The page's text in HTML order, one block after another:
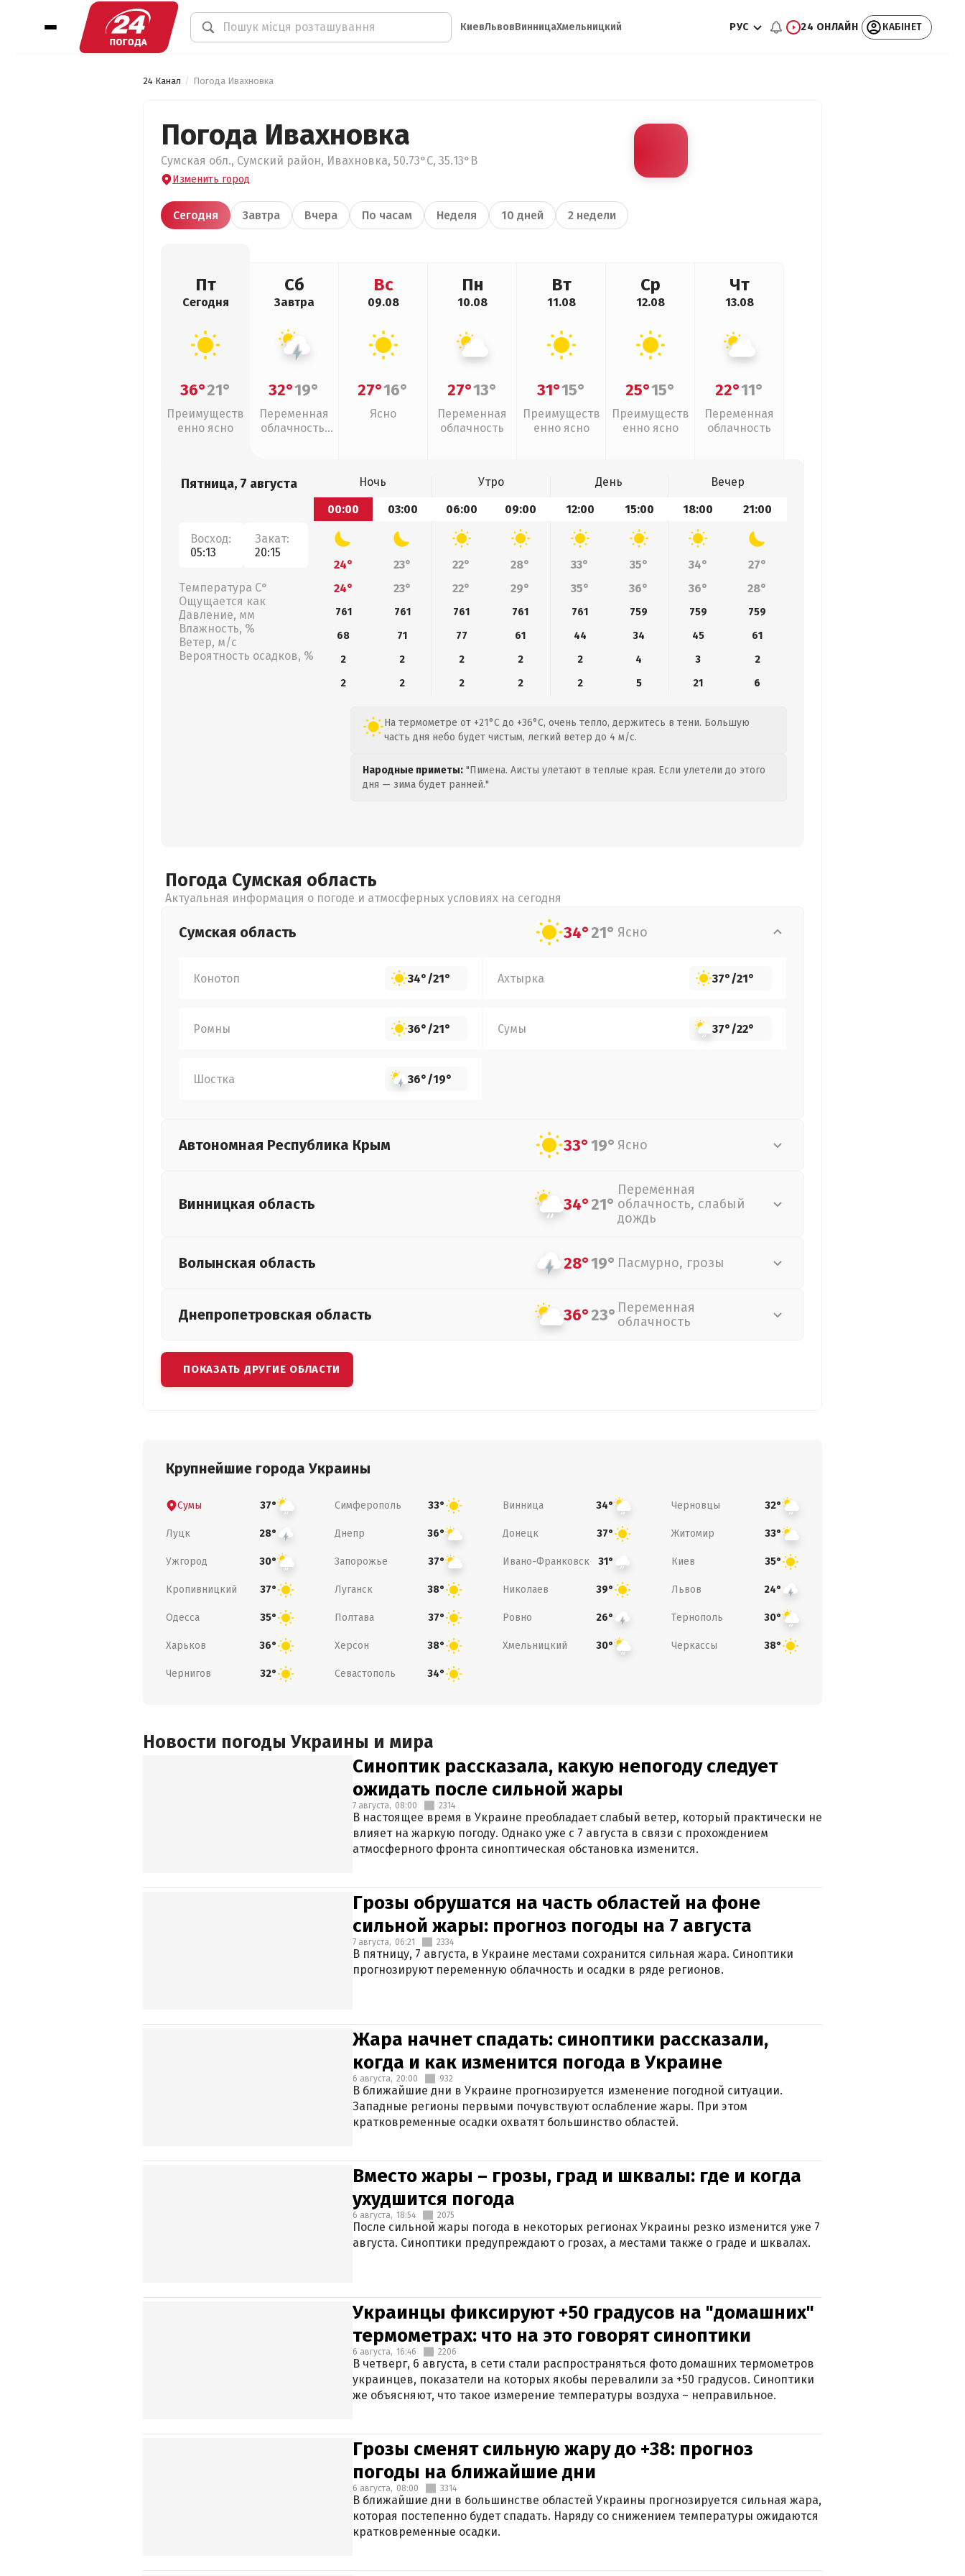
КиевЛьвовВинницаХмельницкий РУС 24 ОНЛАЙН КАБІНЕТ
24 Канал Погода Ивахновка
Погода Ивахновка
Сумская обл., Сумский район, Ивахновка, 50.73°С, 35.13°В
Изменить город
Сегодня Завтра Вчера По часам Неделя 10 дней 2 недели
Пт
Сегодня
36°21°
Преимуществ
енно ясно
Сб
Завтра
32°19°
Переменная
облачность,
Вс
09.08
27°16°
Ясно
Пн
10.08
27°13°
Переменная
облачность
Вт
11.08
31°15°
Преимуществ
енно ясно
Ср
12.08
25°15°
Преимуществ
енно ясно
Чт
13.08
22°11°
Переменная
облачность
Пятница, 7 августа
Восход:
05:13
Закат:
20:15
Температура С°
Ощущается как
Давление, мм
Влажность, %
Ветер, м/с
Вероятность осадков, %
Ночь Утро День
Вечер
00:00
03:00 06:00 09:00 12:00 15:00 18:00 21:00
24° 23° 22° 28° 33° 35° 34°
27°
24°
23° 22° 29° 35° 36° 36° 28°
761 761 761 761 761 759 759
759
68
71 77 61 44 34 45
61
2
2 2 2 2 4 3
2
2
2 2 2 2 5 21 6
На термометре от +21°C до +36°C, очень тепло, держитесь в тени. Большую
часть дня небо будет чистым, легкий ветер до 4 м/с.
Народные приметы: "Пимена. Аисты улетают в теплые края. Если улетели до этого
дня — зима будет ранней."
Погода Сумская область
Актуальная информация о погоде и атмосферных условиях на сегодня
Сумская область 34°21° Ясно
Конотоп 34°/21° Ахтырка 37°/21°
Ромны 36°/21° Сумы 37°/22°
Шостка 36°/19°
Автономная Республика Крым 33°19° Ясно
Винницкая область 34°21°
Переменная
облачность, слабый
дождь
Волынская область 28°19° Пасмурно, грозы
Днепропетровская область 36°23° Переменная
облачность
ПОКАЗАТЬ ДРУГИЕ ОБЛАСТИ
Крупнейшие города Украины
Сумы 37° Симферополь 33° Винница 34° Черновцы 32°
Луцк 28° Днепр 36° Донецк 37° Житомир 33°
Ужгород 30° Запорожье 37° Ивано-Франковск 31° Киев 35°
Кропивницкий 37° Луганск 38° Николаев 39° Львов 24°
Одесса 35° Полтава 37° Ровно 26° Тернополь 30°
Харьков 36° Херсон 38° Хмельницкий 30° Черкассы 38°
Чернигов 32° Севастополь 34°
Новости погоды Украины и мира
Синоптик рассказала, какую непогоду следует
ожидать после сильной жары
7 августа, 08:00 2314
В настоящее время в Украине преобладает слабый ветер, который практически не
влияет на жаркую погоду. Однако уже с 7 августа в связи с прохождением
атмосферного фронта синоптическая обстановка изменится.
Грозы обрушатся на часть областей на фоне
сильной жары: прогноз погоды на 7 августа
7 августа, 06:21 2334
В пятницу, 7 августа, в Украине местами сохранится сильная жара. Синоптики
прогнозируют переменную облачность и осадки в ряде регионов.
Жара начнет спадать: синоптики рассказали,
когда и как изменится погода в Украине
6 августа, 20:00 932
В ближайшие дни в Украине прогнозируется изменение погодной ситуации.
Западные регионы первыми почувствуют ослабление жары. При этом
кратковременные осадки охватят большинство областей.
Вместо жары – грозы, град и шквалы: где и когда
ухудшится погода
6 августа, 18:54 2075
После сильной жары погода в некоторых регионах Украины резко изменится уже 7
августа. Синоптики предупреждают о грозах, а местами также о граде и шквалах.
Украинцы фиксируют +50 градусов на "домашних"
термометрах: что на это говорят синоптики
6 августа, 16:46 2206
В четверг, 6 августа, в сети стали распространяться фото домашних термометров
украинцев, показатели на которых якобы перевалили за +50 градусов. Синоптики
же объясняют, что такое измерение температуры воздуха – неправильное.
Грозы сменят сильную жару до +38: прогноз
погоды на ближайшие дни
6 августа, 08:00 3314
В ближайшие дни в большинстве областей Украины прогнозируется сильная жара,
которая постепенно будет спадать. Наряду со снижением температуры ожидаются
кратковременные осадки.